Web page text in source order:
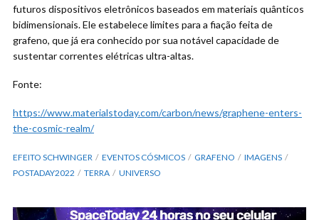
futuros dispositivos eletrônicos baseados em materiais quânticos
bidimensionais. Ele estabelece limites para a fiação feita de
grafeno, que já era conhecido por sua notável capacidade de
sustentar correntes elétricas ultra-altas.
Fonte:
https://www.materialstoday.com/carbon/news/graphene-enters-
the-cosmic-realm/
EFEITO SCHWINGER EVENTOS CÓSMICOS GRAFENO
IMAGENS
POSTADAY2022
TERRA UNIVERSO